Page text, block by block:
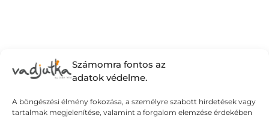
Számomra fontos az
adatok védelme.
A böngészési élmény fokozása, a személyre szabott hirdetések vagy
tartalmak megjelenítése, valamint a forgalom elemzése érdekében